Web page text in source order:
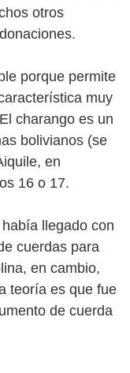
otros
porque permite
muy
charango es un
bolivianos (se
en
16 o 17.
llegado con
cuerdas para
en cambio,
teoría es que fue
de cuerda